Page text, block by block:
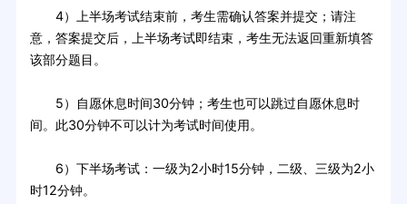
4）上半场考试结束前，考生需确认答案并提交；请注
意，答案提交后，上半场考试即结束，考生无法返回重新填答
该部分题目。
5）自愿休息时间30分钟；考生也可以跳过自愿休息时
间。此30分钟不可以计为考试时间使用。
6）下半场考试：一级为2小时15分钟，二级、三级为2小
时12分钟。